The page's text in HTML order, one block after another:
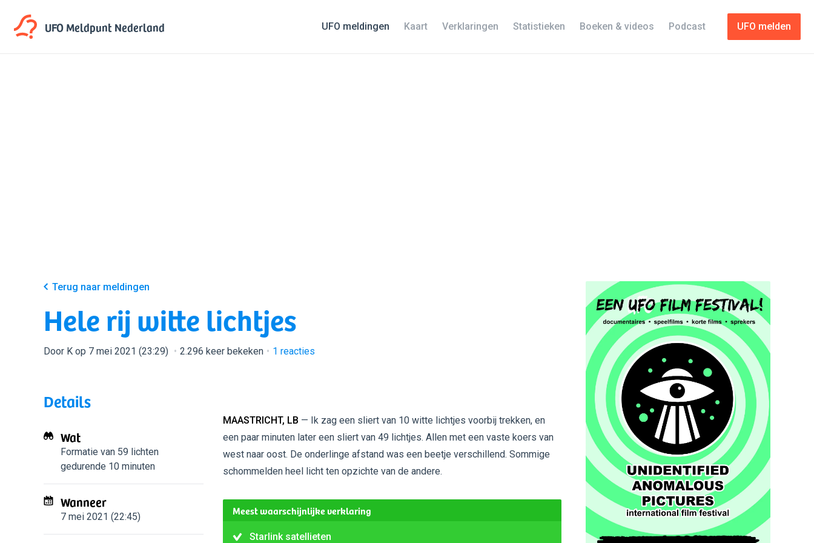
UFO MeldpuntNederland UFO melden
UFO meldingen Kaart Verklaringen Statistieken Boeken & videos Podcast
Terug naar meldingen
Hele rij witte lichtjes
Door K op 7 mei 2021 (23:29) 2.296 keer bekeken 1 reacties
Details
Wat
Formatie van 59 lichten
gedurende 10 minuten
Wanneer
7 mei 2021 (22:45)
MAASTRICHT, LB — Ik zag een sliert van 10 witte lichtjes voorbij trekken, en
een paar minuten later een sliert van 49 lichtjes. Allen met een vaste koers van
west naar oost. De onderlinge afstand was een beetje verschillend. Sommige
schommelden heel licht ten opzichte van de andere.
Meest waarschijnlijke verklaring
Starlink satellieten